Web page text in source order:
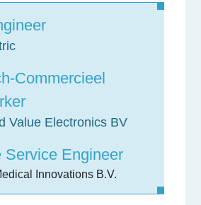
Commercieel
Value Electronics BV
Service Engineer
Innovations B.V.